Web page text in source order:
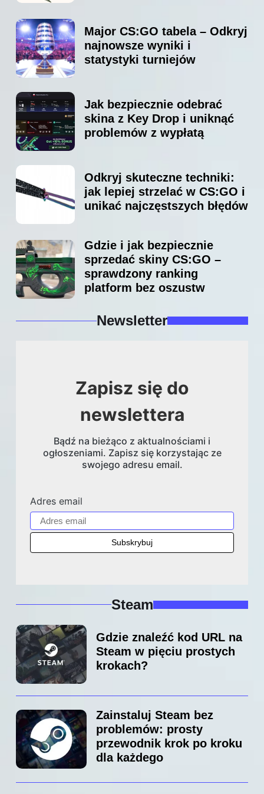
Major CS:GO tabela – Odkryj
najnowsze wyniki i
statystyki turniejów
Jak bezpiecznie odebrać
skina z Key Drop i uniknąć
problemów z wypłatą
Odkryj skuteczne techniki:
jak lepiej strzelać w CS:GO i
unikać najczęstszych błędów
Gdzie i jak bezpiecznie
sprzedać skiny CS:GO –
sprawdzony ranking
platform bez oszustw
Newsletter
Zapisz się do
newslettera
Bądź na bieżąco z aktualnościami i
ogłoszeniami. Zapisz się korzystając ze
swojego adresu email.
Adres email
Steam
Gdzie znaleźć kod URL na
Steam w pięciu prostych
krokach?
Zainstaluj Steam bez
problemów: prosty
przewodnik krok po kroku
dla każdego